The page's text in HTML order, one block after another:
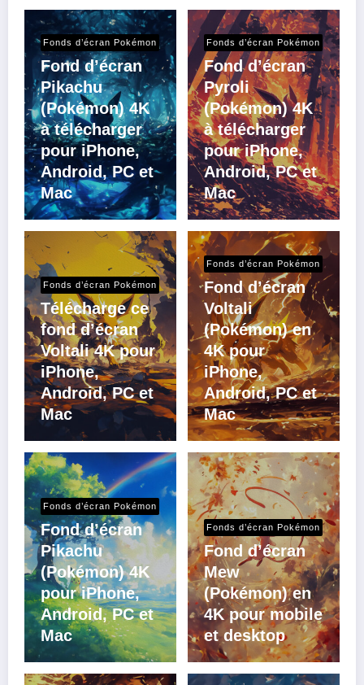
Fonds d’écran Pokémon
Fond d’écran
Pikachu
(Pokémon) 4K
à télécharger
pour iPhone,
Android, PC et
Mac
Fonds d’écran Pokémon
Fond d’écran
Pyroli
(Pokémon) 4K
à télécharger
pour iPhone,
Android, PC et
Mac
Fonds d’écran Pokémon
Télécharge ce
fond d’écran
Voltali 4K pour
iPhone,
Android, PC et
Mac
Fonds d’écran Pokémon
Fond d’écran
Voltali
(Pokémon) en
4K pour
iPhone,
Android, PC et
Mac
Fonds d’écran Pokémon
Fond d’écran
Pikachu
(Pokémon) 4K
pour iPhone,
Android, PC et
Mac
Fonds d’écran Pokémon
Fond d’écran
Mew
(Pokémon) en
4K pour mobile
et desktop